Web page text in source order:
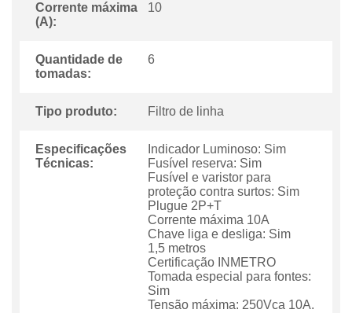
Corrente máxima
(A):
10
Quantidade de
tomadas:
6
Tipo produto: Filtro de linha
Especificações
Técnicas:
Indicador Luminoso: Sim
Fusível reserva: Sim
Fusível e varistor para
proteção contra surtos: Sim
Plugue 2P+T
Corrente máxima 10A
Chave liga e desliga: Sim
1,5 metros
Certificação INMETRO
Tomada especial para fontes:
Sim
Tensão máxima: 250Vca 10A.